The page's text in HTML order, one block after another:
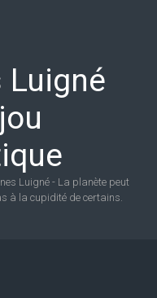
Luigné
Luigné - La planète peut
à la cupidité de certains.